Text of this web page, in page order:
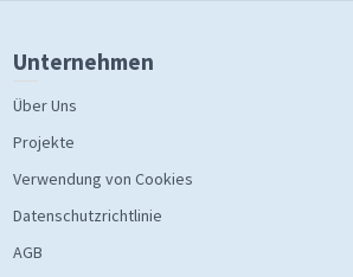
Unternehmen
Über Uns
Projekte
Verwendung von Cookies
Datenschutzrichtlinie
AGB